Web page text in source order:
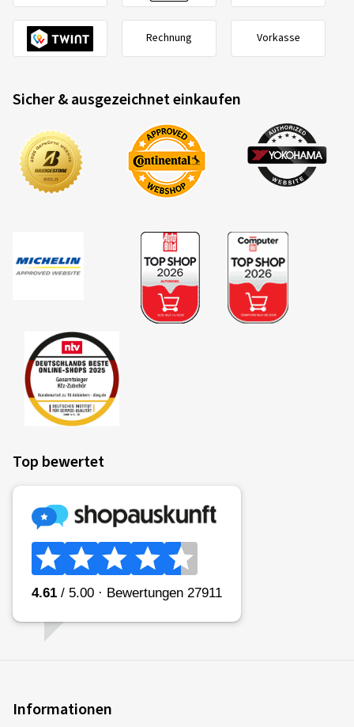
Rechnung Vorkasse
Sicher & ausgezeichnet einkaufen
Top bewertet
Informationen